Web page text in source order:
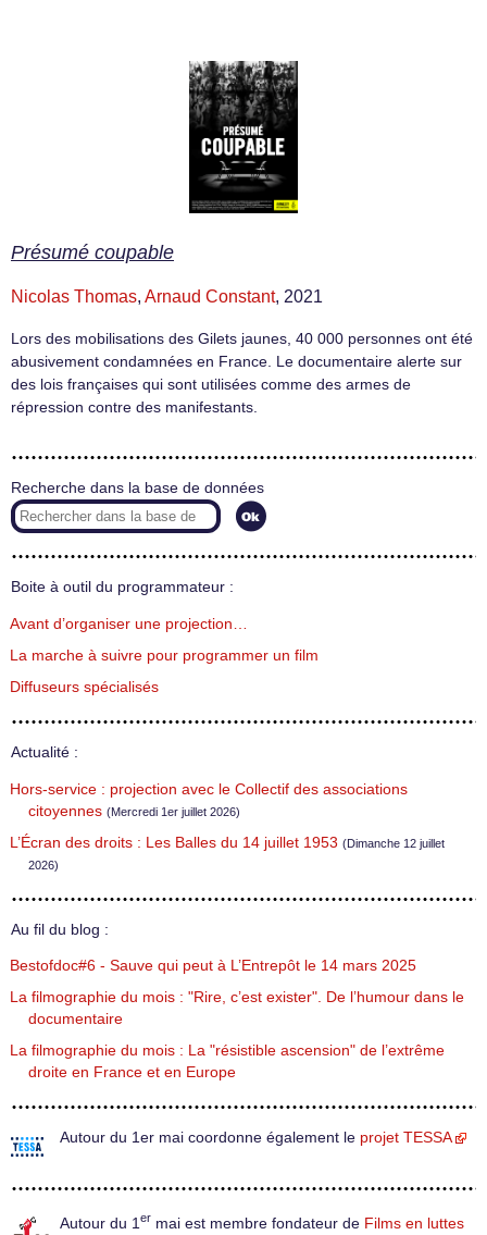
Présumé coupable
Nicolas Thomas, Arnaud Constant, 2021
Lors des mobilisations des Gilets jaunes, 40 000 personnes ont été
abusivement condamnées en France. Le documentaire alerte sur
des lois françaises qui sont utilisées comme des armes de
répression contre des manifestants.
Recherche dans la base de données
Boite à outil du programmateur :
Avant d’organiser une projection…
La marche à suivre pour programmer un film
Diffuseurs spécialisés
Actualité :
Hors-service : projection avec le Collectif des associations
citoyennes (Mercredi 1er juillet 2026)
L’Écran des droits : Les Balles du 14 juillet 1953 (Dimanche 12 juillet
2026)
Au fil du blog :
Bestofdoc#6 - Sauve qui peut à L’Entrepôt le 14 mars 2025
La filmographie du mois : "Rire, c’est exister". De l’humour dans le
documentaire
La filmographie du mois : La "résistible ascension" de l’extrême
droite en France et en Europe
Autour du 1er mai coordonne également le projet TESSA
Autour du 1 er mai est membre fondateur de Films en luttes